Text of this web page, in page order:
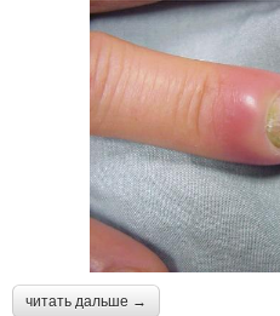
читать дальше →